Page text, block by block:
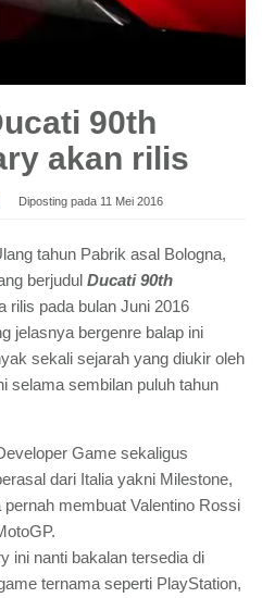
90th
akan rilis
Diposting pada 11 Mei 2016
tahun Pabrik asal Bologna,
berjudul Ducati 90th
rilis pada bulan Juni 2016
jelasnya bergenre balap ini
sekali sejarah yang diukir oleh
selama sembilan puluh tahun
Game sekaligus
dari Italia yakni Milestone,
membuat Valentino Rossi
ini nanti bakalan tersedia di
ternama seperti PlayStation,